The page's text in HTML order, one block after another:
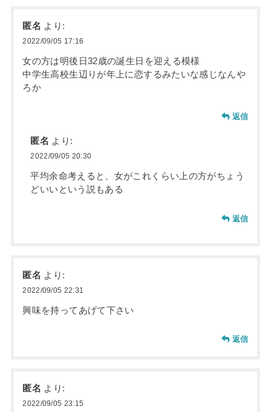
匿名 より:
2022/09/05 17:16
女の方は明後日32歳の誕生日を迎える模様
中学生高校生辺りが年上に恋するみたいな感じなんや
ろか
返信
匿名 より:
2022/09/05 20:30
平均余命考えると、女がこれくらい上の方がちょう
どいいという説もある
返信
匿名 より:
2022/09/05 22:31
興味を持ってあげて下さい
返信
匿名 より:
2022/09/05 23:15